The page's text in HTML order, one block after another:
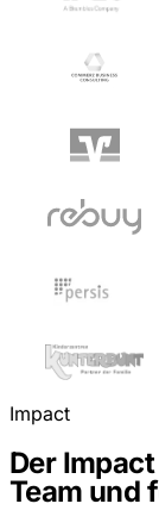
Impact
Der
Team und